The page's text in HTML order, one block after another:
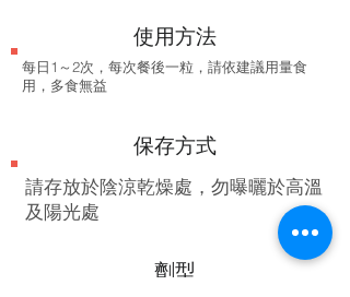
每日1～2次，每次餐後一粒，請依建議用量食
用，多食無益
使用方法
​請存放於陰涼乾燥處，勿曝曬於高溫
及陽光處
保存方式
劑型